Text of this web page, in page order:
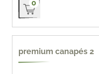
0
premium canapés 2